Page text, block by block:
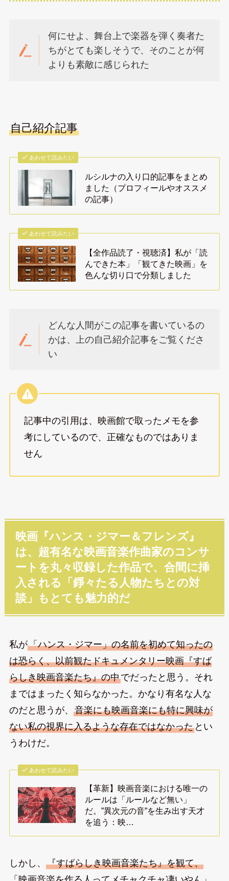
何にせよ、舞台上で楽器を弾く奏者た
ちがとても楽しそうで、そのことが何
よりも素敵に感じられた
自己紹介記事
あわせて読みたい
ルシルナの入り口的記事をまとめ
ました（プロフィールやオススメ
の記事）
あわせて読みたい
【全作品読了・視聴済】私が「読
んできた本」「観てきた映画」を
色んな切り口で分類しました
どんな人間がこの記事を書いているの
かは、上の自己紹介記事をご覧くださ
い
記事中の引用は、映画館で取ったメモを参
考にしているので、正確なものではありま
せん
映画『ハンス・ジマー＆フレンズ』
は、超有名な映画音楽作曲家のコンサ
ートを丸々収録した作品で、合間に挿
入される「錚々たる人物たちとの対
談」もとても魅力的だ
私が「ハンス・ジマー」の名前を初めて知ったの
は恐らく、以前観たドキュメンタリー映画『すば
らしき映画音楽たち』の中でだったと思う。それ
まではまったく知らなかった。かなり有名な人な
のだと思うが、 音楽にも映画音楽にも特に興味が
ない私の視界に入るような存在ではなかったとい
うわけだ。
あわせて読みたい
【革新】映画音楽における唯一の
ルールは「ルールなど無い」
だ。”異次元の音”を生み出す天才
を追う：映…
しかし、 『すばらしき映画音楽たち』を観て、